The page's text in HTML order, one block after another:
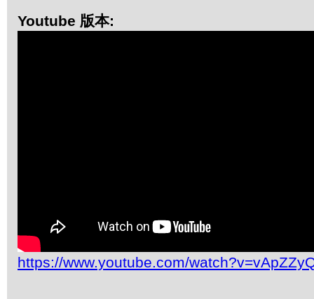
Youtube 版本:
https://www.youtube.com/